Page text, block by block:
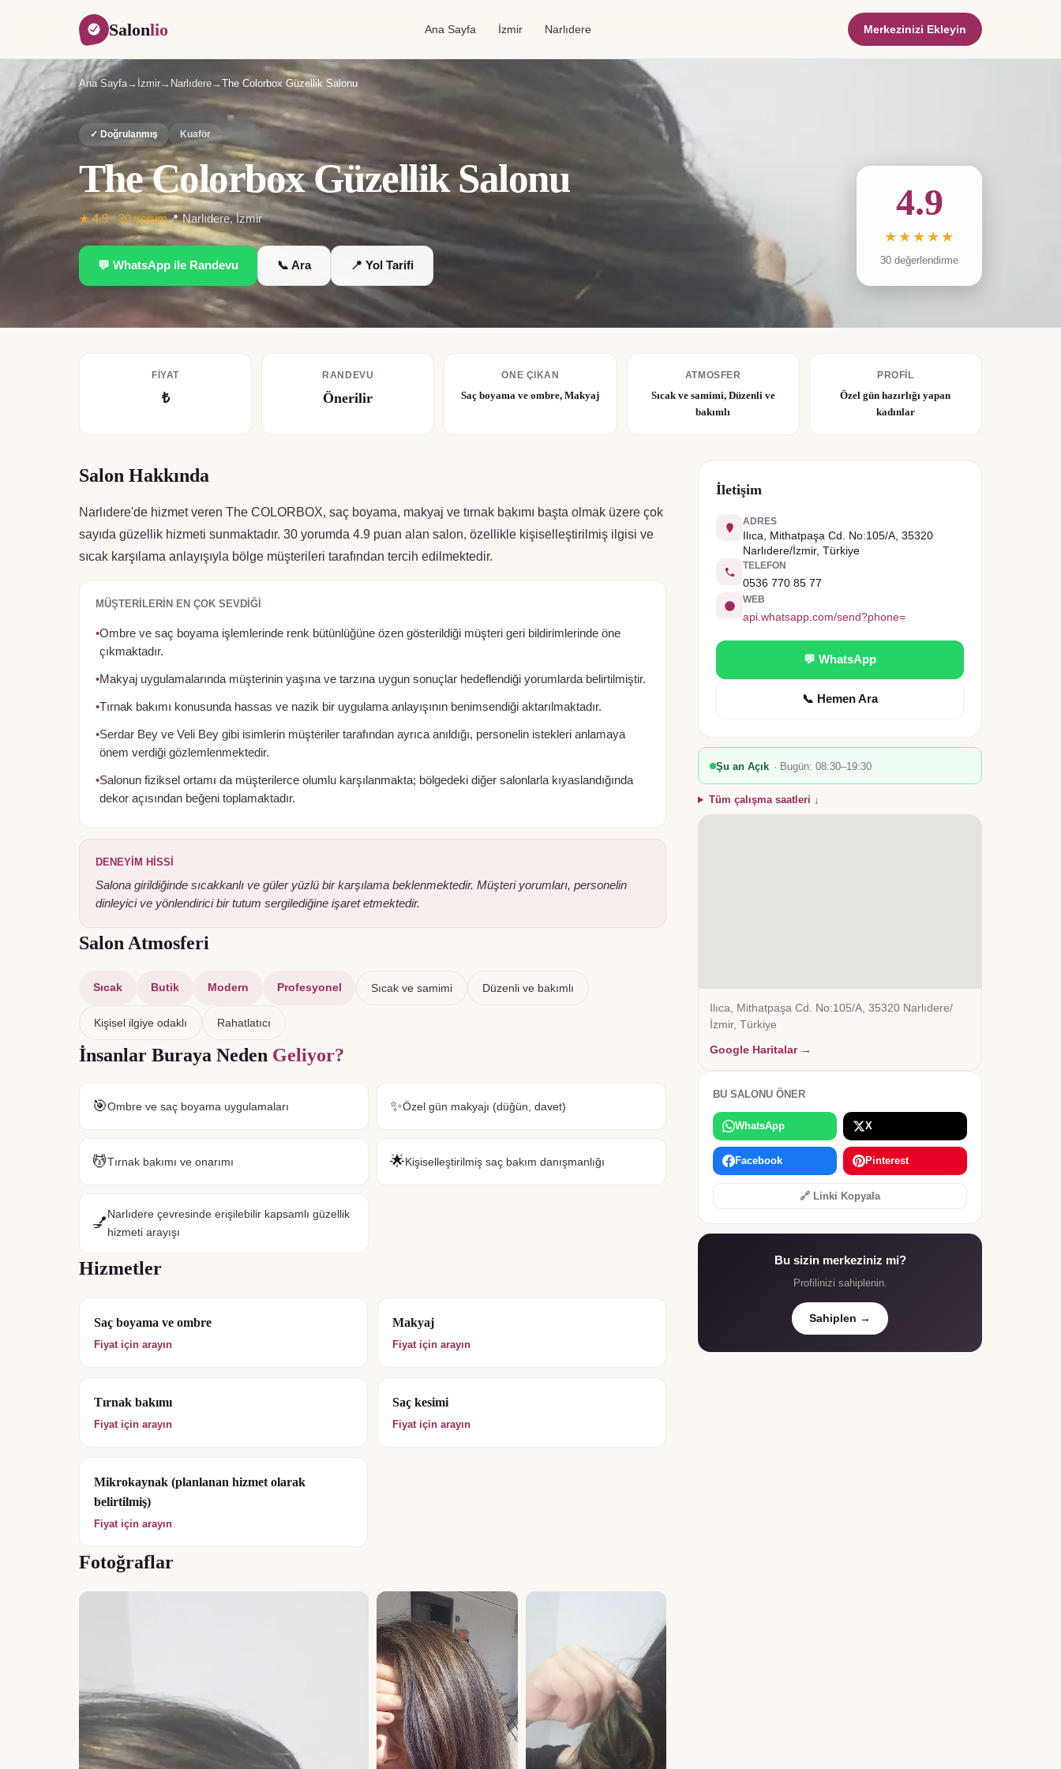
Salonlio Ana Sayfa İzmir Narlıdere Merkezinizi Ekleyin
Ana Sayfa→ İzmir→ Narlıdere→The Colorbox Güzellik Salonu
✓ Doğrulanmış Kuaför
The Colorbox Güzellik Salonu
★4.9·30yorum📍Narlıdere,İzmir
💬 WhatsApp ile Randevu 📞 Ara 📍 Yol Tarifi
4.9
★★★★★
30 değerlendirme
FIYAT
₺
RANDEVU
Önerilir
ÖNE ÇIKAN
Saç boyama ve ombre, Makyaj
ATMOSFER
Sıcak ve samimi, Düzenli ve
bakımlı
PROFIL
Özel gün hazırlığı yapan
kadınlar
Salon Hakkında
Narlıdere'de hizmet veren The COLORBOX, saç boyama, makyaj ve tırnak bakımı başta olmak üzere çok
sayıda güzellik hizmeti sunmaktadır. 30 yorumda 4.9 puan alan salon, özellikle kişiselleştirilmiş ilgisi ve
sıcak karşılama anlayışıyla bölge müşterileri tarafından tercih edilmektedir.
MÜŞTERILERIN EN ÇOK SEVDIĞI
•Ombre ve saç boyama işlemlerinde renk bütünlüğüne özen gösterildiği müşteri geri bildirimlerinde öne
çıkmaktadır.
•Makyaj uygulamalarında müşterinin yaşına ve tarzına uygun sonuçlar hedeflendiği yorumlarda belirtilmiştir.
•Tırnak bakımı konusunda hassas ve nazik bir uygulama anlayışının benimsendiği aktarılmaktadır.
•Serdar Bey ve Veli Bey gibi isimlerin müşteriler tarafından ayrıca anıldığı, personelin istekleri anlamaya
önem verdiği gözlemlenmektedir.
•Salonun fiziksel ortamı da müşterilerce olumlu karşılanmakta; bölgedeki diğer salonlarla kıyaslandığında
dekor açısından beğeni toplamaktadır.
DENEYIM HISSI
Salona girildiğinde sıcakkanlı ve güler yüzlü bir karşılama beklenmektedir. Müşteri yorumları, personelin
dinleyici ve yönlendirici bir tutum sergilediğine işaret etmektedir.
Salon Atmosferi
Sıcak Butik Modern Profesyonel Sıcak ve samimi Düzenli ve bakımlı
Kişisel ilgiye odaklı Rahatlatıcı
İnsanlar Buraya Neden Geliyor?
🎯Ombre ve saç boyama uygulamaları ✨Özel gün makyajı (düğün, davet)
💆Tırnak bakımı ve onarımı 🌟Kişiselleştirilmiş saç bakım danışmanlığı
💅
Narlıdere çevresinde erişilebilir kapsamlı güzellik
hizmeti arayışı
Hizmetler
Saç boyama ve ombre
Fiyat için arayın
Makyaj
Fiyat için arayın
Tırnak bakımı
Fiyat için arayın
Saç kesimi
Fiyat için arayın
Mikrokaynak (planlanan hizmet olarak
belirtilmiş)
Fiyat için arayın
Fotoğraflar
İletişim
ADRES
Ilıca, Mithatpaşa Cd. No:105/A, 35320
Narlıdere/İzmir, Türkiye
TELEFON
0536 770 85 77
WEB
api.whatsapp.com/send?phone=
💬 WhatsApp
📞 Hemen Ara
Şu an Açık · Bugün: 08:30–19:30
Tüm çalışma saatleri ↓
Ilıca, Mithatpaşa Cd. No:105/A, 35320 Narlıdere/
İzmir, Türkiye
Google Haritalar →
BU SALONU ÖNER
WhatsApp X
Facebook Pinterest
🔗 Linki Kopyala
Bu sizin merkeziniz mi?
Profilinizi sahiplenin.
Sahiplen →